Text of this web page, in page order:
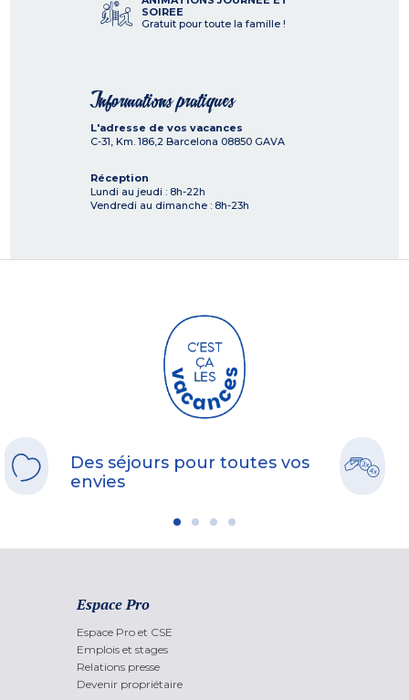
SOIREE
Gratuit pour toute la famille !
Informations pratiques
L'adresse de vos vacances
C-31, Km. 186,2 Barcelona 08850 GAVA
Réception
Lundi au jeudi : 8h-22h
Vendredi au dimanche : 8h-23h
Des séjours pour toutes vos
envies
Espace Pro
Espace Pro et CSE
Emplois et stages
Relations presse
Devenir propriétaire